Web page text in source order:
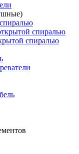
спиралью
спиралью